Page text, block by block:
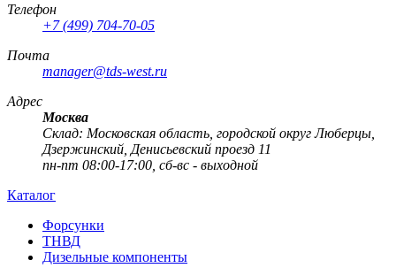
Телефон
+7 (499) 704-70-05
Почта
manager@tds-west.ru
Адрес
Москва
Cклад: Московская область, городской округ Люберцы,
Дзержинский, Денисьевский проезд 11
пн-пт 08:00-17:00, сб-вс - выходной
Каталог
Форсунки
ТНВД
Дизельные компоненты